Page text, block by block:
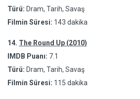
Türü: Dram, Tarih, Savaş
Filmin Süresi: 143 dakika
14. The Round Up (2010)
IMDB Puanı: 7.1
Türü: Dram, Tarih, Savaş
Filmin Süresi: 115 dakika